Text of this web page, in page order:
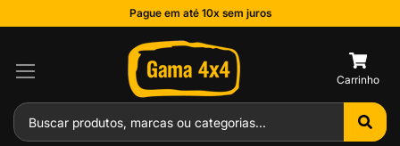
Pague em até 10x sem juros